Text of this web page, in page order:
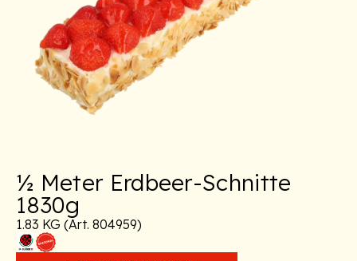
½ Meter Erdbeer-Schnitte
1830g
1.83 KG (Art. 804959)